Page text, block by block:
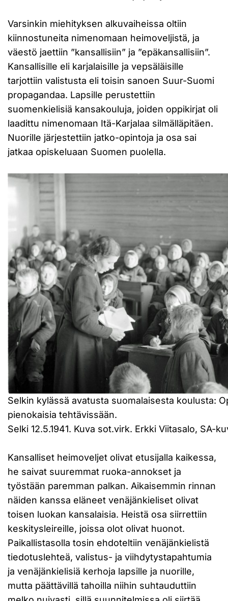
Varsinkin miehityksen alkuvaiheissa oltiin
kiinnostuneita nimenomaan heimoveljistä, ja
väestö jaettiin ”kansallisiin” ja ”epäkansallisiin”.
Kansallisille eli karjalaisille ja vepsäläisille
tarjottiin valistusta eli toisin sanoen Suur-Suomi
propagandaa. Lapsille perustettiin
suomenkielisiä kansakouluja, joiden oppikirjat oli
laadittu nimenomaan Itä-Karjalaa silmälläpitäen.
Nuorille järjestettiin jatko-opintoja ja osa sai
jatkaa opiskeluaan Suomen puolella.
Selkin kylässä avatusta suomalaisesta koulusta:
pienokaisia tehtävissään.
Selki 12.5.1941. Kuva sot.virk. Erkki Viitasalo, SA-
Kansalliset heimoveljet olivat etusijalla kaikessa,
he saivat suuremmat ruoka-annokset ja
työstään paremman palkan. Aikaisemmin rinnan
näiden kanssa eläneet venäjänkieliset olivat
toisen luokan kansalaisia. Heistä osa siirrettiin
keskitysleireille, joissa olot olivat huonot.
Paikallistasolla tosin ehdoteltiin venäjänkielistä
tiedotuslehteä, valistus- ja viihdytystapahtumia
ja venäjänkielisiä kerhoja lapsille ja nuorille,
mutta päättävillä tahoilla niihin suhtauduttiin